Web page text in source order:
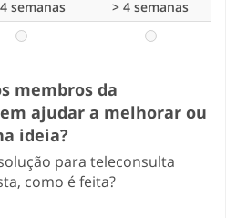
semanas > 4 semanas
membros da
ajudar a melhorar ou
ideia?
para teleconsulta
como é feita?